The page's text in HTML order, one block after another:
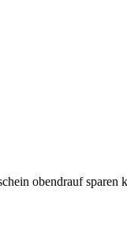
obendrauf sparen